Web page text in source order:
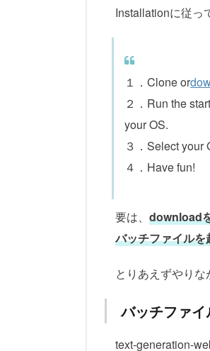
Installationに従っ
１．Clone or
２．Run the
your OS.
３．Select your
４．Have fun!
要は、 download
バッチファイル
とりあえずやりな
バッチファ
text-generation-